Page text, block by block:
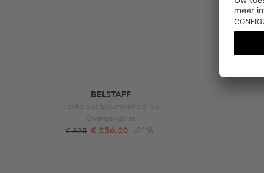
BELSTAFF
Jacke aus Baumwolle grau
Overgangsjas
€ 325 € 256,20 -21%